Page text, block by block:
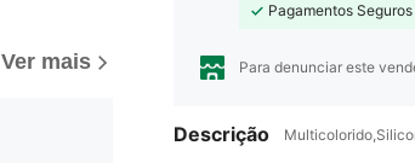
Ver mais
Pagamentos Seguros
Para denunciar este
Descrição
4,50